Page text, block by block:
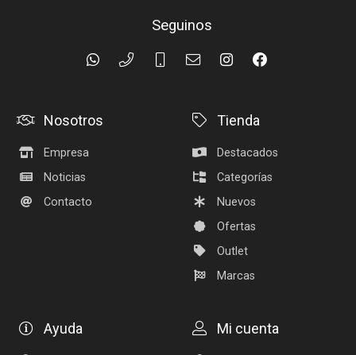
Seguinos
Nosotros
Empresa
Noticias
Contacto
Tienda
Destacados
Categorías
Nuevos
Ofertas
Outlet
Marcas
Ayuda Mi cuenta